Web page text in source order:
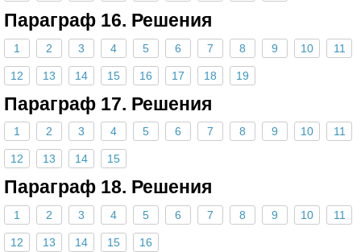
Параграф 16. Решения
1 2 3 4 5 6 7 8 9 10 11
12 13 14 15 16 17 18 19
Параграф 17. Решения
1 2 3 4 5 6 7 8 9 10 11
12 13 14 15
Параграф 18. Решения
1 2 3 4 5 6 7 8 9 10 11
12 13 14 15 16